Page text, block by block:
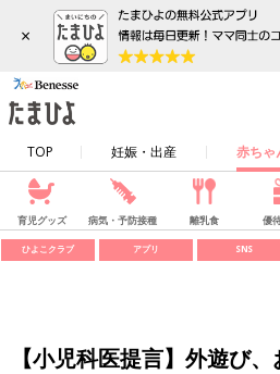
×
TOP 妊娠・出産 赤ちゃ
育児グッズ 病気・予防接種 離乳食 優
ひよこクラブ アプリ SNS
【小児科医提言】外遊び